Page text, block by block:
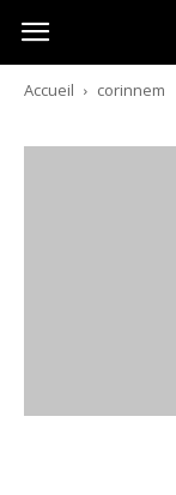
Australia-
australie.com
Accueil corinnem